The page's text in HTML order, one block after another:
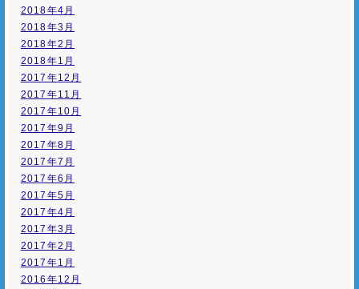
2018年4月
2018年3月
2018年2月
2018年1月
2017年12月
2017年11月
2017年10月
2017年9月
2017年8月
2017年7月
2017年6月
2017年5月
2017年4月
2017年3月
2017年2月
2017年1月
2016年12月